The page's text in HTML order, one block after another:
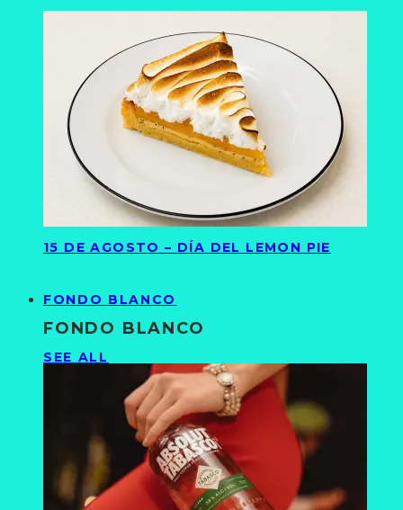
15 DE AGOSTO – DÍA DEL LEMON PIE
FONDO BLANCO
FONDO BLANCO
SEE ALL